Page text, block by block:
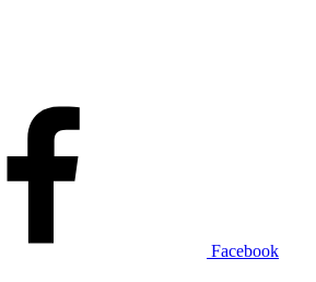
Facebook